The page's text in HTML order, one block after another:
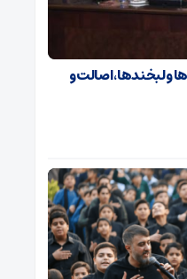
و لبخندها، اصالت و